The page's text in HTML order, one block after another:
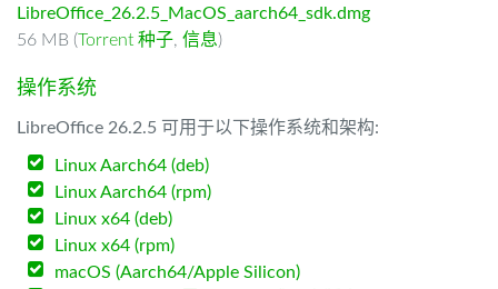
LibreOffice_26.2.5_MacOS_aarch64_sdk.dmg
56 MB (Torrent 种子, 信息)
操作系统
LibreOffice 26.2.5 可用于以下操作系统和架构:
Linux Aarch64 (deb)
Linux Aarch64 (rpm)
Linux x64 (deb)
Linux x64 (rpm)
macOS (Aarch64/Apple Silicon)